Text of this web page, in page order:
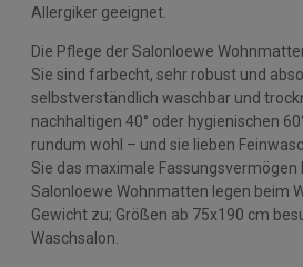
Allergiker geeignet.
Die Pflege der Salonloewe
Sie sind farbecht, sehr robust und
selbstverständlich waschbar und
nachhaltigen 40° oder hygienischen
rundum wohl – und sie lieben
Sie das maximale Fassungsvermögen
Salonloewe Wohnmatten legen beim
Gewicht zu; Größen ab 75x190 cm
Waschsalon.